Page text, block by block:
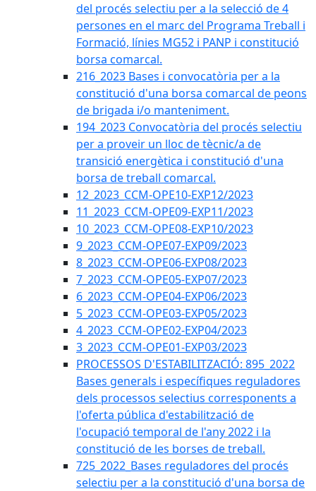
del procés selectiu per a la selecció de 4
persones en el marc del Programa Treball i
Formació, línies MG52 i PANP i constitució
borsa comarcal.
216_2023 Bases i convocatòria per a la
constitució d'una borsa comarcal de peons
de brigada i/o manteniment.
194_2023 Convocatòria del procés selectiu
per a proveir un lloc de tècnic/a de
transició energètica i constitució d'una
borsa de treball comarcal.
12_2023_CCM-OPE10-EXP12/2023
11_2023_CCM-OPE09-EXP11/2023
10_2023_CCM-OPE08-EXP10/2023
9_2023_CCM-OPE07-EXP09/2023
8_2023_CCM-OPE06-EXP08/2023
7_2023_CCM-OPE05-EXP07/2023
6_2023_CCM-OPE04-EXP06/2023
5_2023_CCM-OPE03-EXP05/2023
4_2023_CCM-OPE02-EXP04/2023
3_2023_CCM-OPE01-EXP03/2023
PROCESSOS D'ESTABILITZACIÓ: 895_2022
Bases generals i específiques reguladores
dels processos selectius corresponents a
l'oferta pública d'estabilització de
l'ocupació temporal de l'any 2022 i la
constitució de les borses de treball.
725_2022_Bases reguladores del procés
selectiu per a la constitució d'una borsa de